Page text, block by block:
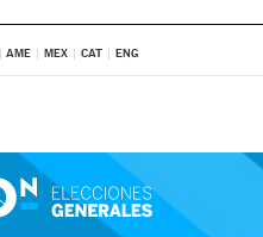
AME MEX CAT ENG